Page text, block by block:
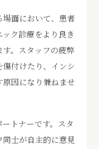
面において、患者
ク診療をより良き
。スタッフの疲弊
付けたり、インシ
因になり兼ねませ
トナーです。スタ
士が自主的に意見